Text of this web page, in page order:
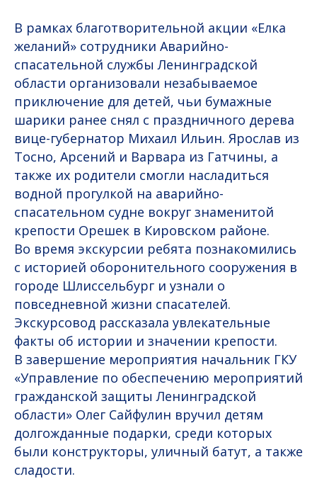
В рамках благотворительной акции «Елка
желаний» сотрудники Аварийно-
спасательной службы Ленинградской
области организовали незабываемое
приключение для детей, чьи бумажные
шарики ранее снял с праздничного дерева
вице-губернатор Михаил Ильин. Ярослав из
Тосно, Арсений и Варвара из Гатчины, а
также их родители смогли насладиться
водной прогулкой на аварийно-
спасательном судне вокруг знаменитой
крепости Орешек в Кировском районе.
Во время экскурсии ребята познакомились
с историей оборонительного сооружения в
городе Шлиссельбург и узнали о
повседневной жизни спасателей.
Экскурсовод рассказала увлекательные
факты об истории и значении крепости.
В завершение мероприятия начальник ГКУ
«Управление по обеспечению мероприятий
гражданской защиты Ленинградской
области» Олег Сайфулин вручил детям
долгожданные подарки, среди которых
были конструкторы, уличный батут, а также
сладости.